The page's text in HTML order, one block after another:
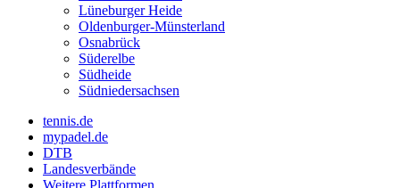
Lüneburger Heide
Oldenburger-Münsterland
Osnabrück
Süderelbe
Südheide
Südniedersachsen
tennis.de
mypadel.de
DTB
Landesverbände
Weitere Plattformen